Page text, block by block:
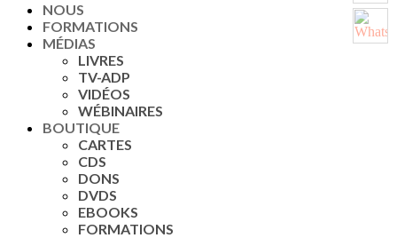
NOUS
FORMATIONS
MÉDIAS
LIVRES
TV-ADP
VIDÉOS
WÉBINAIRES
BOUTIQUE
CARTES
CDS
DONS
DVDS
EBOOKS
FORMATIONS